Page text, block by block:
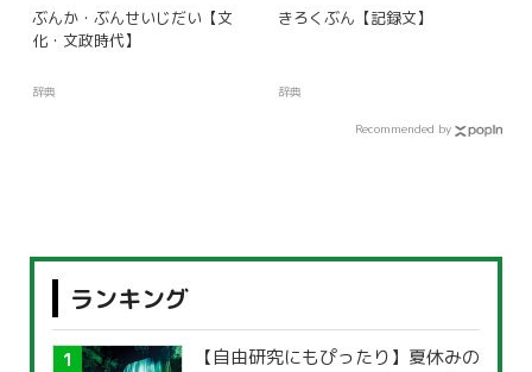
ぶんか・ぶんせいじだい【文
化・文政時代】
辞典
きろくぶん【記録文】
辞典
Recommended by
ランキング
【自由研究にもぴったり】夏休みの